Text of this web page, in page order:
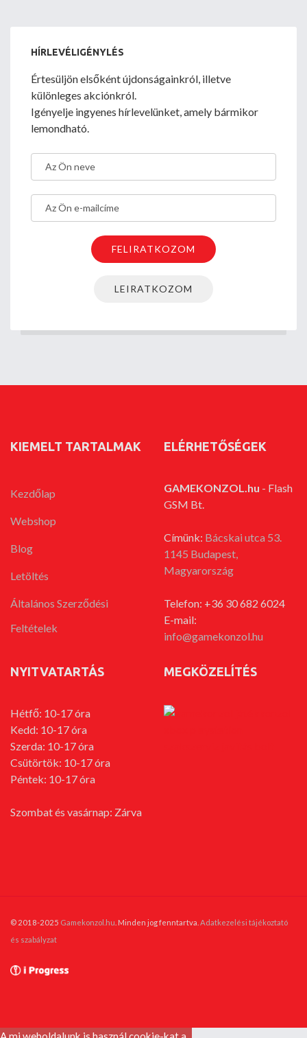
HÍRLEVÉLIGÉNYLÉS
Értesüljön elsőként újdonságainkról, illetve
különleges akciónkról.
Igényelje ingyenes hírlevelünket, amely bármikor
lemondható.
KIEMELT TARTALMAK
Kezdőlap
Webshop
Blog
Letöltés
Általános Szerződési
Feltételek
ELÉRHETŐSÉGEK
GAMEKONZOL.hu - Flash
GSM Bt.
Címünk: Bácskai utca 53.
1145 Budapest,
Magyarország
Telefon: +36 30 682 6024
E-mail:
info@gamekonzol.hu
NYITVATARTÁS
Hétfő: 10-17 óra
Kedd: 10-17 óra
Szerda: 10-17 óra
Csütörtök: 10-17 óra
Péntek: 10-17 óra
Szombat és vasárnap: Zárva
MEGKÖZELÍTÉS
© 2018-2025 Gamekonzol.hu . Minden jog fenntartva. Adatkezelési tájékoztató
és szabályzat